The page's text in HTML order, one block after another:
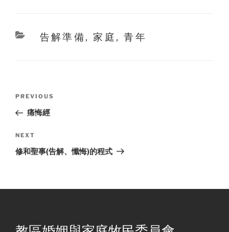
Categories
告解準備, 家庭 ,青年
Previous
Post
PREVIOUS
痛悔經
Next
Post
NEXT
修和聖事(告解、懺悔)的程式